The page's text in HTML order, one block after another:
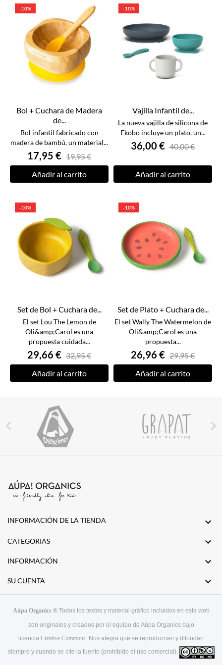
-10%
Bol + Cuchara de Madera
de...
Bol infantil fabricado con
madera de bambú, un material...
17,95 € 19,95 €
Añadir al carrito
-10%
Vajilla Infantil de...
La nueva vajilla de silicona de
Ekobo incluye un plato, un...
36,00 € 40,00 €
Añadir al carrito
-10%
Set de Bol + Cuchara de...
El set Lou The Lemon de
Oli&amp;Carol es una
propuesta cuidada...
29,66 € 32,95 €
Añadir al carrito
-10%
Set de Plato + Cuchara de...
El set Wally The Watermelon de
Oli&amp;Carol es una
propuesta...
26,96 € 29,95 €
Añadir al carrito
 
INFORMACIÓN DE LA TIENDA 
CATEGORIAS 
INFORMACIÓN 
SU CUENTA 
Aúpa Organics ® Todos los textos y material gráfico incluidos en esta web
son originales y creados por el equipo de Aúpa Organics bajo
licencia Creative Commons. Nos alegra que se reproduzcan y difundan
siempre y cuando se cite la fuente (prohibido el uso comercial).